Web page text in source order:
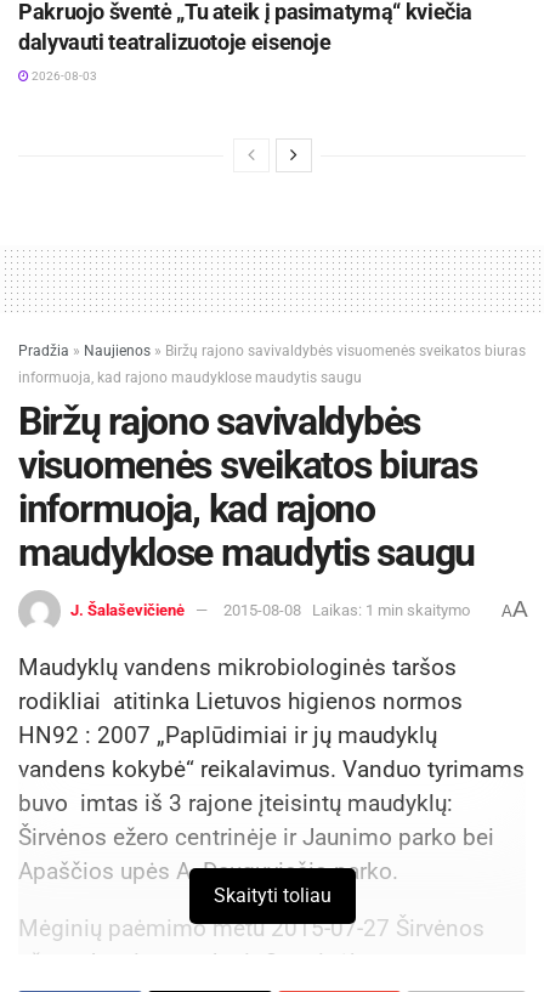
Pakruojo šventė „Tu ateik į pasimatymą“ kviečia
dalyvauti teatralizuotoje eisenoje
2026-08-03
Pradžia » Naujienos » Biržų rajono savivaldybės visuomenės sveikatos biuras
informuoja, kad rajono maudyklose maudytis saugu
Biržų rajono savivaldybės
visuomenės sveikatos biuras
informuoja, kad rajono
maudyklose maudytis saugu
J. Šalaševičienė 2015-08-08 Laikas: 1 min skaitymo AA
Maudyklų vandens mikrobiologinės taršos
rodikliai atitinka Lietuvos higienos normos
HN92 : 2007 „Paplūdimiai ir jų maudyklų
vandens kokybė“ reikalavimus. Vanduo tyrimams
buvo imtas iš 3 rajone įteisintų maudyklų:
Širvėnos ežero centrinėje ir Jaunimo parko bei
Apaščios upės A. Dauguviečio parko.
Mėginių paėmimo metu 2015-07-27 Širvėnos
ežere, Jaunimo parko ir Centrinėje
Skaityti toliau